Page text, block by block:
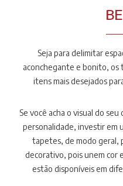
Seja para delimitar
aconchegante e bonito, os
itens mais desejados
Se você acha o visual do
personalidade, investir em
tapetes, de modo geral,
decorativo, pois unem cor
estão disponíveis em